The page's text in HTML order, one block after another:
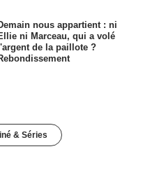
nous appartient : ni
ni Marceau, qui a volé
l'argent de la paillote ?
& Séries